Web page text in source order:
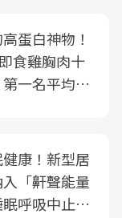
蛋白神物！
食雞胸肉十
一名平均一
康！新型居
「鼾聲能量
呼吸中止症